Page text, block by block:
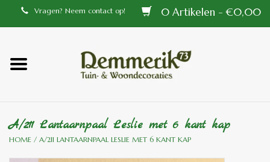
Vragen? Neem contact op! 0 Artikelen - €0,00
Home
Tiffany lampen
A/211 Lantaarnpaal Leslie met 6 kant kap
HOME / A/211 LANTAARNPAAL LESLIE MET 6 KANT KAP